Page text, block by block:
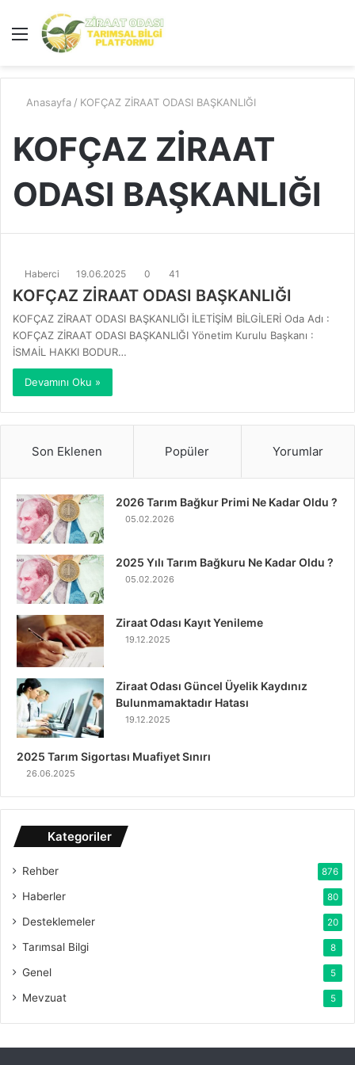
Menü
...
Anasayfa / KOFÇAZ ZİRAAT ODASI BAŞKANLIĞI
KOFÇAZ ZİRAAT
ODASI BAŞKANLIĞI
Haberci 19.06.2025 0 41
KOFÇAZ ZİRAAT ODASI BAŞKANLIĞI
KOFÇAZ ZİRAAT ODASI BAŞKANLIĞI İLETİŞİM BİLGİLERİ Oda Adı :
KOFÇAZ ZİRAAT ODASI BAŞKANLIĞI Yönetim Kurulu Başkanı :
İSMAİL HAKKI BODUR…
Devamını Oku »
Son Eklenen Popüler Yorumlar
2026 Tarım Bağkur Primi Ne Kadar Oldu ?
05.02.2026
2025 Yılı Tarım Bağkuru Ne Kadar Oldu ?
05.02.2026
Ziraat Odası Kayıt Yenileme
19.12.2025
Ziraat Odası Güncel Üyelik Kaydınız
Bulunmamaktadır Hatası
19.12.2025
2025 Tarım Sigortası Muafiyet Sınırı
26.06.2025
Kategoriler
Rehber 876
Haberler 80
Desteklemeler 20
Tarımsal Bilgi 8
Genel 5
Mevzuat 5